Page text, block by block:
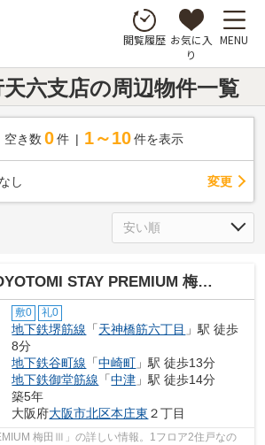
閲覧履歴 お気に入
り
MENU
六支店の周辺物件一覧
空き数 0 件 1～10 件を表示
なし 変更
STAY PREMIUM 梅田Ⅲ
敷0 礼0
地下鉄堺筋線 「天神橋筋六丁目 」駅 徒歩
8分
地下鉄谷町線 「中崎町 」駅 徒歩13分
地下鉄御堂筋線 「中津 」駅 徒歩14分
築5年
大阪府大阪市北区本庄東 ２丁目
梅田Ⅲ」の詳しい情報。1フロア2住戸なの